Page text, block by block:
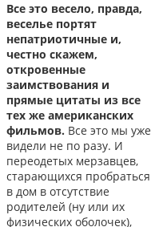
Все это весело, правда,
веселье портят
непатриотичные и,
честно скажем,
откровенные
заимствования и
прямые цитаты из все
тех же американских
фильмов. Все это мы уже
видели не по разу. И
переодетых мерзавцев,
старающихся пробраться
в дом в отсутствие
родителей (ну или их
физических оболочек),